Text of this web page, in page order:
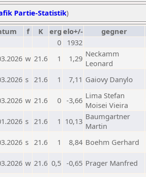
Partie-Statistik)
f K erg elo+/- gegner
0
1932
w 21.6 1 1,29 Neckamm
Leonard
s 21.6 1 7,11 Gaiovy Danylo
w 21.6 0 -3,66 Lima Stefan
Moisei Vieira
s 21.6 1 10,13 Baumgartner
Martin
s 21.6 1 8,84 Boehm Gerhard
w 21.6 0,5 -0,65 Prager Manfred